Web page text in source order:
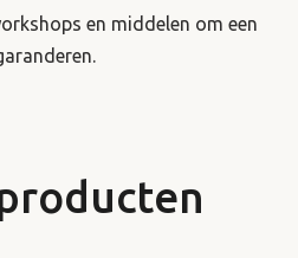
en middelen om een